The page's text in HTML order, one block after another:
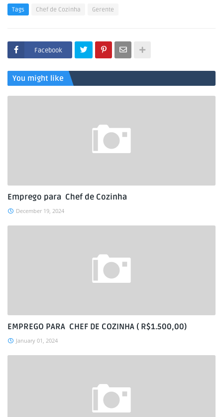
Tags Chef de Cozinha Gerente
Facebook
You might like
Emprego para Chef de Cozinha
December 19, 2024
EMPREGO PARA CHEF DE COZINHA ( R$1.500,00)
January 01, 2024